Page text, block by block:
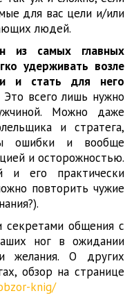
для вас цели и/или
людей.
из самых главных
удерживать возле
и стать для него
Это всего лишь нужно
Можно даже
и стратега,
ошибки и вообще
и осторожностью.
и его практически
повторить чужие
секретами общения с
ног в ожидании
желания. О других
обзор на странице
knig/